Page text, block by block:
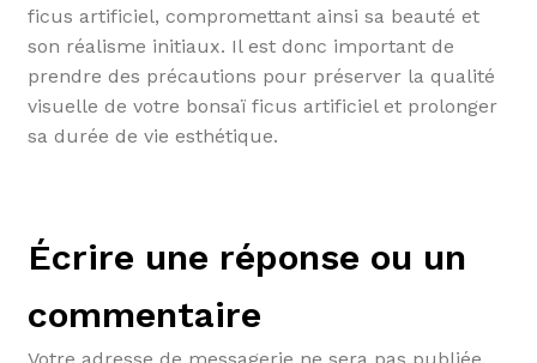
ficus artificiel, compromettant ainsi sa beauté et
son réalisme initiaux. Il est donc important de
prendre des précautions pour préserver la qualité
visuelle de votre bonsaï ficus artificiel et prolonger
sa durée de vie esthétique.
Écrire une réponse ou un
commentaire